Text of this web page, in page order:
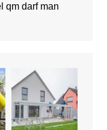
qm darf man